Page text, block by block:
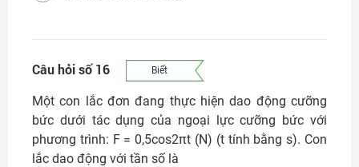
Câu hỏi số 16 Biết
Một con lắc đơn đang thực hiện dao động cưỡng
bức dưới tác dụng của ngoại lực cưỡng bức với
phương trình: F = 0,5cos2πt (N) (t tính bằng s). Con
lắc dao động với tần số là